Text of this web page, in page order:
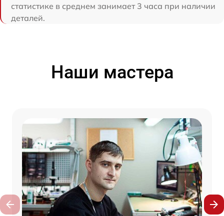
статистике в среднем занимает 3 часа при наличии
деталей.
Наши мастера